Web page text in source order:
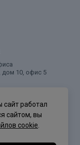
дом 10, офис 5
работал
сайтом, вы
cookie